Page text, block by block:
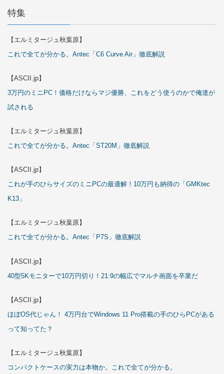
特集
【エルミタージュ秋葉原】
これで全てが分かる。Antec「C6 Curve Air」徹底解説
【ASCII.jp】
3万円のミニPC！価格だけならマジ優勝、これをどう使うのかで俺達が
試される
【エルミタージュ秋葉原】
これで全てが分かる。Antec「ST20M」徹底解説
【ASCII.jp】
これが手のひらサイズのミニPCの最適解！10万円も納得の「GMKtec
K13」
【エルミタージュ秋葉原】
これで全てが分かる。Antec「P7S」徹底解説
【ASCII.jp】
40型5Kモニターで10万円切り！21:9の幅広でマルチ画面を卒業だ
【ASCII.jp】
ほぼOS代じゃん！ 4万円台でWindows 11 Pro搭載の手のひらPCがある
って知ってた？
【エルミタージュ秋葉原】
コンパクトケースの実力は本物か。これで全てが分かる。